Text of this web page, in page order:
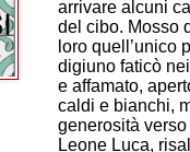
arrivare alcuni
del cibo. Mosso
loro quell’unico
digiuno faticò
e affamato,
caldi e bianchi,
generosità
Leone Luca,